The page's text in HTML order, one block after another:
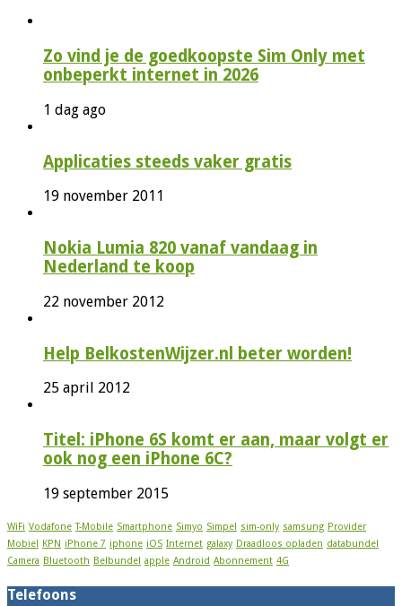
Zo vind je de goedkoopste Sim Only met
onbeperkt internet in 2026
1 dag ago
Applicaties steeds vaker gratis
19 november 2011
Nokia Lumia 820 vanaf vandaag in
Nederland te koop
22 november 2012
Help BelkostenWijzer.nl beter worden!
25 april 2012
Titel: iPhone 6S komt er aan, maar volgt er
ook nog een iPhone 6C?
19 september 2015
WiFi Vodafone T-Mobile Smartphone Simyo Simpel sim-only samsung Provider
Mobiel KPN iPhone 7 iphone iOS Internet galaxy Draadloos opladen databundel
Camera Bluetooth Belbundel apple Android Abonnement 4G
Telefoons